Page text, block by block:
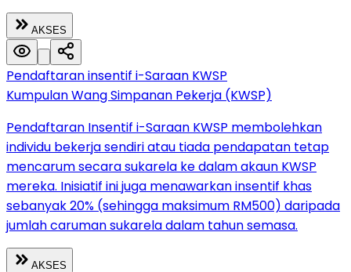
AKSES
Pendaftaran insentif i-Saraan KWSP
Kumpulan Wang Simpanan Pekerja (KWSP)
Pendaftaran Insentif i-Saraan KWSP membolehkan
individu bekerja sendiri atau tiada pendapatan tetap
mencarum secara sukarela ke dalam akaun KWSP
mereka. Inisiatif ini juga menawarkan insentif khas
sebanyak 20% (sehingga maksimum RM500) daripada
jumlah caruman sukarela dalam tahun semasa.
AKSES